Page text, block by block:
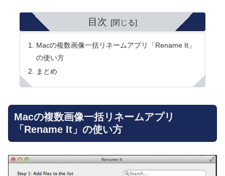
目次
Macの複数画像一括リネームアプリ「Rename It」
の使い方
まとめ
Macの複数画像一括リネームアプリ
「Rename It」の使い方